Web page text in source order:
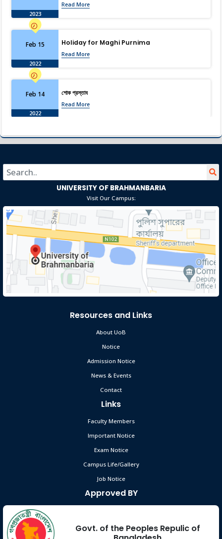
2023
Read More
Feb 15
2022
Holiday for Maghi Purnima
Read More
Feb 14
2022
শোক প্রস্তাব
Read More
Feb 3
2022
Holiday Notice-Saraswati Puja
2022
Orientation Program of Spring-2022
Jan 13
2022
Orientation of Fresher-Spring 2022
Read More
Jan 12 Office Order
UNIVERSITY OF BRAHMANBARIA
Visit Our Campus:
Resources and Links
About UoB
Notice
Admission Notice
News & Events
Contact
Links
Faculty Members
Important Notice
Exam Notice
Campus Life/Gallery
Job Notice
Approved BY
Govt. of the Peoples Repulic of